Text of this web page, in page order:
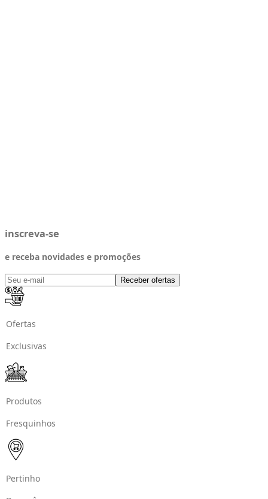
inscreva-se
e receba novidades e promoções
Receber ofertas
Ofertas
Exclusivas
Produtos
Fresquinhos
Pertinho